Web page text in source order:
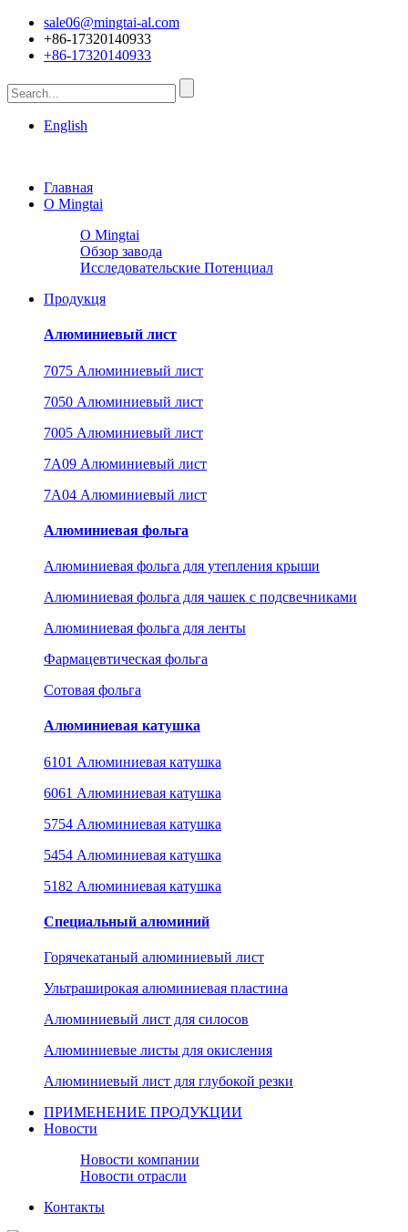
sale06@mingtai-al.com
+86-17320140933
+86-17320140933
English
Главная
О Mingtai
О Mingtai
Обзор завода
Исследовательские Потенциал
Продукця
Алюминиевый лист
7075 Алюминиевый лист
7050 Алюминиевый лист
7005 Алюминиевый лист
7A09 Алюминиевый лист
7A04 Алюминиевый лист
Алюминиевая фольга
Алюминиевая фольга для утепления крыши
Алюминиевая фольга для чашек с подсвечниками
Алюминиевая фольга для ленты
Фармацевтическая фольга
Сотовая фольга
Алюминиевая катушка
6101 Алюминиевая катушка
6061 Алюминиевая катушка
5754 Алюминиевая катушка
5454 Алюминиевая катушка
5182 Алюминиевая катушка
Специальный алюминий
Горячекатаный алюминиевый лист
Ультраширокая алюминиевая пластина
Алюминиевый лист для силосов
Алюминиевые листы для окисления
Алюминиевый лист для глубокой резки
ПРИМЕНЕНИЕ ПРОДУКЦИИ
Новости
Новости компании
Новости отрасли
Контакты